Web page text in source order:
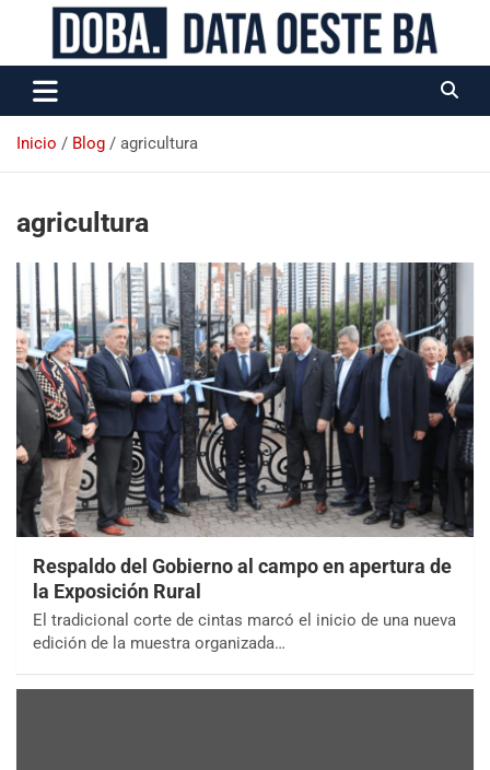
Data Oeste BA
Inicio Blog agricultura
agricultura
Respaldo del Gobierno al campo en apertura de
la Exposición Rural
El tradicional corte de cintas marcó el inicio de una nueva
edición de la muestra organizada…